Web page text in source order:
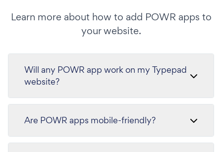
Learn more about how to add POWR apps to
your website.
Will any POWR app work on my Typepad
website?
Are POWR apps mobile-friendly?